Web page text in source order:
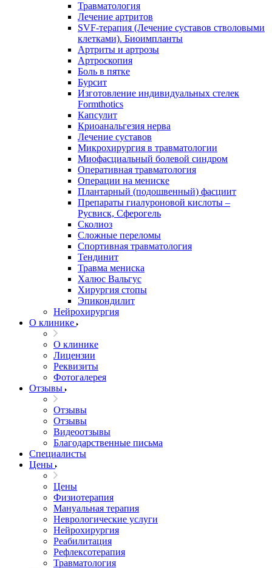
Травматология
Лечение артритов
SVF-терапия (Лечение суставов стволовыми
клетками). Биоимпланты
Артриты и артрозы
Артроскопия
Боль в пятке
Бурсит
Изготовление индивидуальных стелек
Formthotics
Капсулит
Криоанальгезия нерва
Лечение суставов
Микрохирургия в травматологии
Миофасциальный болевой синдром
Оперативная травматология
Операции на мениске
Плантарный (подошвенный) фасциит
Препараты гиалуроновой кислоты –
Русвиск, Сферогель
Сколиоз
Сложные переломы
Спортивная травматология
Тендинит
Травма мениска
Халюс Вальгус
Хирургия стопы
Эпикондилит
Нейрохирургия
О клинике
О клинике
Лицензии
Реквизиты
Фотогалерея
Отзывы
Отзывы
Отзывы
Видеоотзывы
Благодарственные письма
Специалисты
Цены
Цены
Физиотерапия
Мануальная терапия
Неврологические услуги
Нейрохирургия
Реабилитация
Рефлексотерапия
Травматология